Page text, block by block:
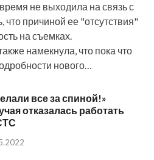
не выходила на связь с
причиной ее "отсутствия"
на съемках.
намекнула, что пока что
нового…
все за спиной!»
отказалась работать